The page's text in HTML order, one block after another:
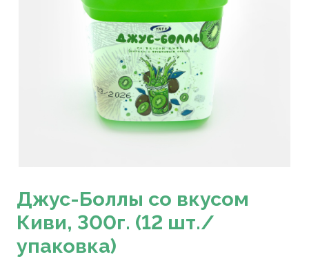
Джус-Боллы со вкусом
Киви, 300г. (12 шт./
упаковка)